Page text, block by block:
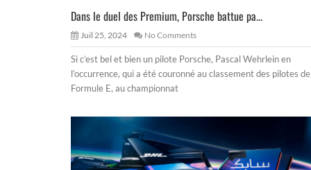
Dans le duel des Premium, Porsche battue pa...
Juil 25, 2024 No Comments
Si c’est bel et bien un pilote Porsche, Pascal Wehrlein en
l’occurrence, qui a été couronné au classement des pilotes de
Formule E, au championnat